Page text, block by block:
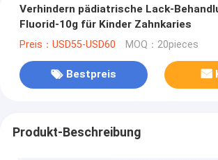
Verhindern pädiatrische Lack-
Fluorid-10g für Kinder Zahnkaries
Preis：USD55-USD60 MOQ：20pieces
Bestpreis
Produkt-Beschreibung